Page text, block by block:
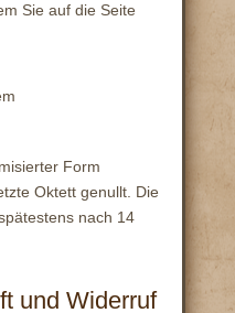
Sie auf die Seite
Form
Oktett genullt. Die
nach 14
und Widerruf